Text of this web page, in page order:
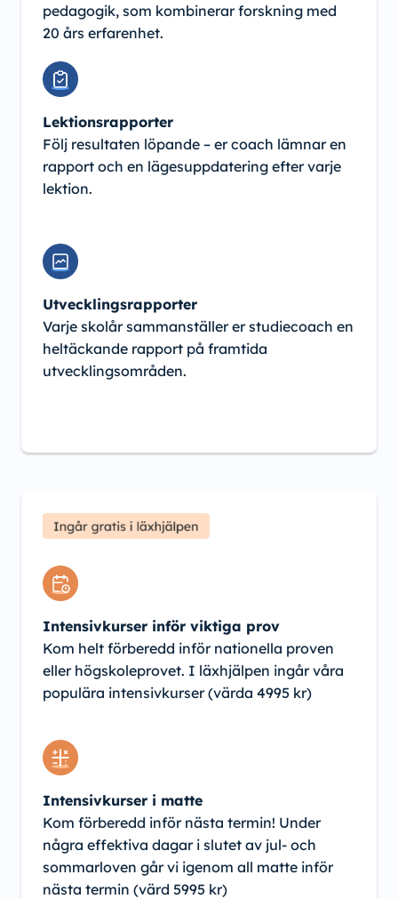
pedagogik, som kombinerar forskning med
20 års erfarenhet.
Lektionsrapporter
Följ resultaten löpande – er coach lämnar en
rapport och en lägesuppdatering efter varje
lektion.
Utvecklingsrapporter
Varje skolår sammanställer er studiecoach en
heltäckande rapport på framtida
utvecklingsområden.
Intensivkurser inför viktiga prov
Kom helt förberedd inför nationella proven
eller högskoleprovet. I läxhjälpen ingår våra
populära intensivkurser (värda 4995 kr)
Intensivkurser i matte
Kom förberedd inför nästa termin! Under
några effektiva dagar i slutet av jul- och
sommarloven går vi igenom all matte inför
nästa termin (värd 5995 kr)